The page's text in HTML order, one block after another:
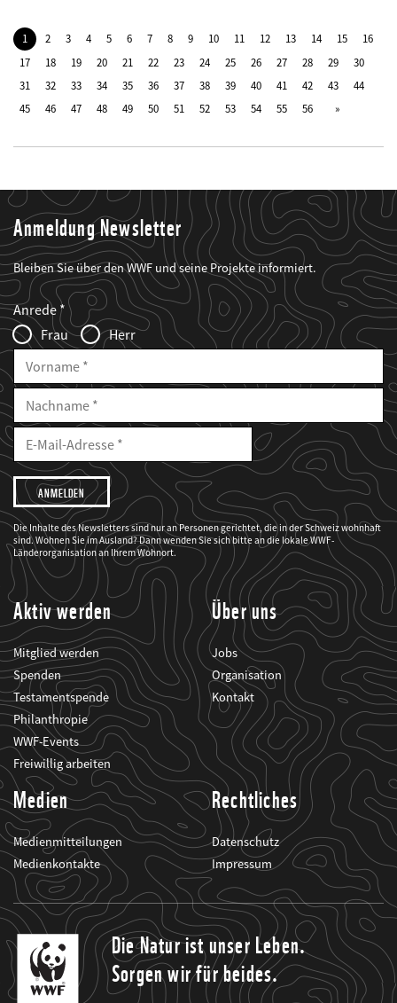
1 2 3 4 5 6 7 8 9 10 11 12 13 14 15
16
17
18 19 20 21 22 23 24 25 26 27 28 29
30
31
32 33 34 35 36 37 38 39 40 41 42 43
44
45
46 47 48 49 50 51 52 53 54 55 56
Anmeldung Newsletter
Bleiben Sie über den WWF und seine Projekte informiert.
Web2Case
Infofelder
Fieldset
anrede_name
Anrede
Frau
Herr
Vorname
Nachname
E-
Mailadresse
E-
Adresse
Ich
möchte,
dass
der
WWF
mich
über
seine
Projekte
informiert.
Die Inhalte des Newsletters sind nur an Personen gerichtet, die in der Schweiz wohnhaft
sind. Wohnen Sie im Ausland? Dann wenden Sie sich bitte an die lokale WWF-
Länderorganisation an Ihrem Wohnort.
Aktiv werden
Mitglied werden
Spenden
Testamentspende
Philanthropie
WWF-Events
Freiwillig arbeiten
Über uns
Jobs
Organisation
Kontakt
Medien
Medienmitteilungen
Medienkontakte
Rechtliches
Datenschutz
Impressum
Die Natur ist unser Leben.
Sorgen wir für beides.